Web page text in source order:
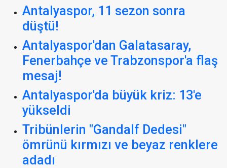
Antalyaspor, 11 sezon sonra
düştü!
Antalyaspor'dan Galatasaray,
Fenerbahçe ve Trabzonspor'a flaş
mesaj!
Antalyaspor'da büyük kriz: 13'e
yükseldi
Tribünlerin "Gandalf Dedesi"
ömrünü kırmızı ve beyaz renklere
adadı